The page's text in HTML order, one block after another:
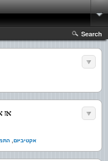
Search
אז
אקטיביזם,